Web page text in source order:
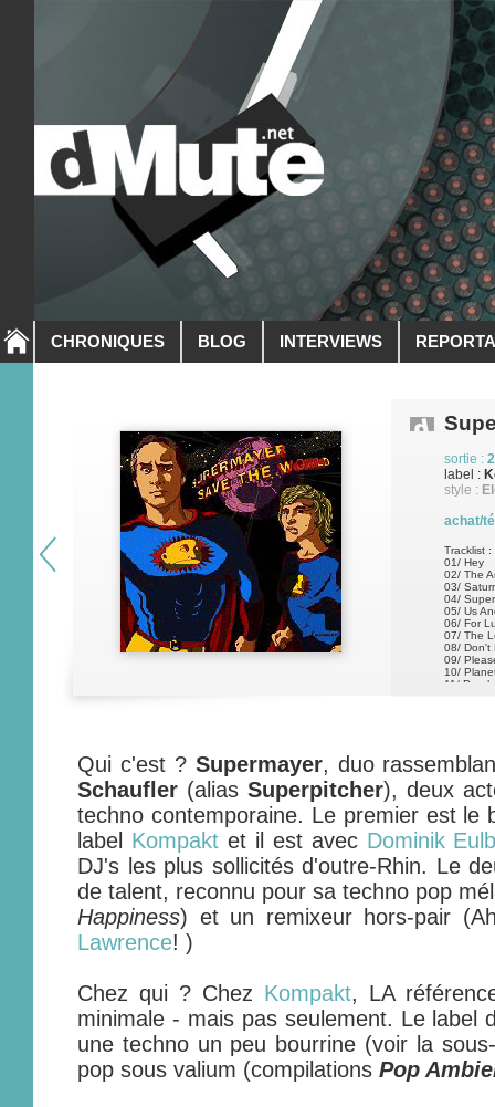
CHRONIQUES BLOG INTERVIEWS
sortie :
label :
style :
achat/
Tracklist :
01/ Hey
02/ The
03/
04/
05/ Us
06/ For
07/ The
08/ Don't
09/
10/
11/
Qui c'est ? Supermayer, duo
Schaufler (alias Superpitcher), deux
techno contemporaine. Le premier est le
label Kompaktet il est avec Dominik
DJ's les plus sollicités d'outre-Rhin. Le
de talent, reconnu pour sa techno pop
Happiness) et un remixeur hors-pair
Lawrence! )
Chez qui ? Chez Kompakt, LA
minimale - mais pas seulement. Le label
une techno un peu bourrine (voir la
pop sous valium (compilations Pop